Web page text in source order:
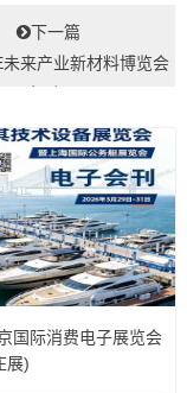
下一篇
来产业新材料博览会
会刊...
国际消费电子展览会
展)